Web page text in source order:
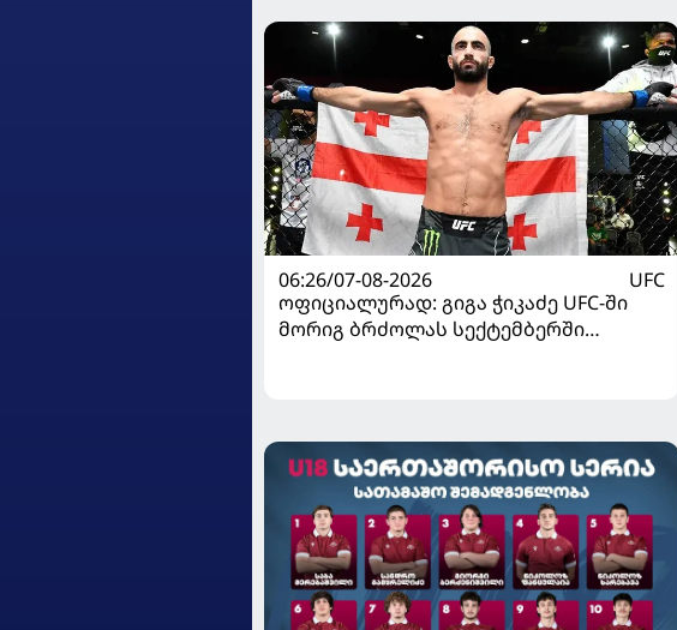
06:26/07-08-2026
UFC
ოფიციალურად: გიგა ჭიკაძე UFC-ში
მორიგ ბრძოლას სექტემბერში